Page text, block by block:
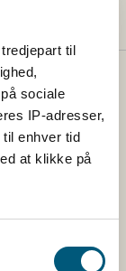
til
sociale
IP-adresser,
enhver tid
at klikke på
veterinær- og
overholdt
foder,